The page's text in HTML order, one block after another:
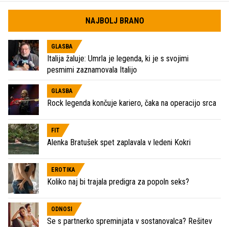
NAJBOLJ BRANO
GLASBA
Italija žaluje: Umrla je legenda, ki je s svojimi
pesmimi zaznamovala Italijo
GLASBA
Rock legenda končuje kariero, čaka na operacijo srca
FIT
Alenka Bratušek spet zaplavala v ledeni Kokri
EROTIKA
Koliko naj bi trajala predigra za popoln seks?
ODNOSI
Se s partnerko spreminjata v sostanovalca? Rešitev